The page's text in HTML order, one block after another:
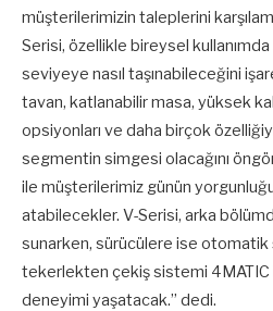
müşterilerimizin taleplerini
Serisi, özellikle bireysel
seviyeye nasıl taşınabileceğini
tavan, katlanabilir masa, yüksek
opsiyonları ve daha birçok
segmentin simgesi olacağını
ile müşterilerimiz günün
atabilecekler. V-Serisi, arka
sunarken, sürücülere ise otomatik
tekerlekten çekiş sistemi 4MATIC
deneyimi yaşatacak.” dedi.